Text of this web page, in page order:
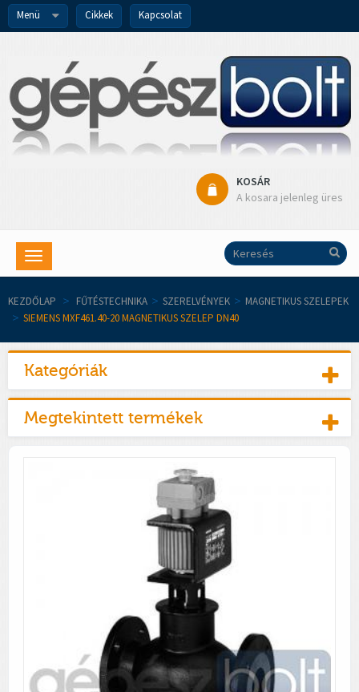
Menü Cikkek Kapcsolat
KOSÁR
A kosara jelenleg üres
Toggle
navigation
KEZDŐLAP > FŰTÉSTECHNIKA > SZERELVÉNYEK > MAGNETIKUS SZELEPEK
> SIEMENS MXF461.40-20 MAGNETIKUS SZELEP DN40
Kategóriák
Megtekintett termékek